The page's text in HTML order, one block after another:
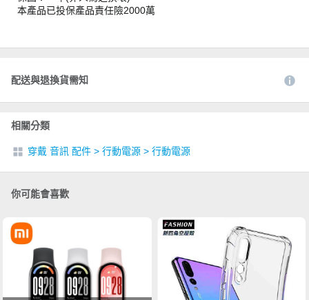
本產品已投保產品責任險2000萬
配送與退換貨需知
相關分類
穿戴 音訊 配件 > 行動電源 > 行動電源
你可能會喜歡